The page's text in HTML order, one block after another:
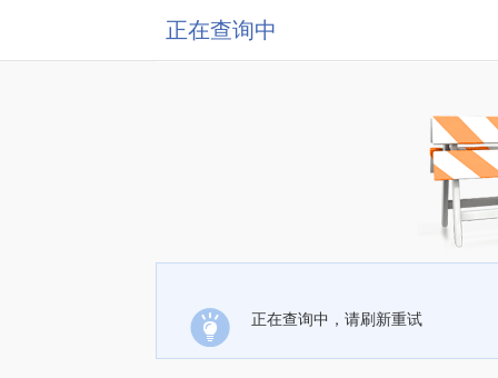
正在查询中
正在查询中，请刷新重试